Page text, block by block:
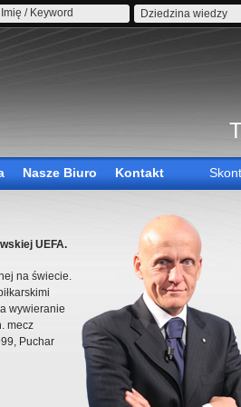
Dziedzina wiedzy
Nasze Biuro Kontakt
UEFA.
na świecie.
wywieranie
mecz
Puchar